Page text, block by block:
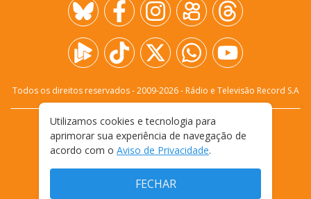
Todos os direitos reservados - 2009-2026- Rádio e Televisão Record S.A
FALE CONOSCO
PRIVACIDADE
TERMOS E CONDIÇÕES DE USO
Utilizamos cookies e tecnologia para
aprimorar sua experiência de navegação de
acordo com o Aviso de Privacidade.
FECHAR